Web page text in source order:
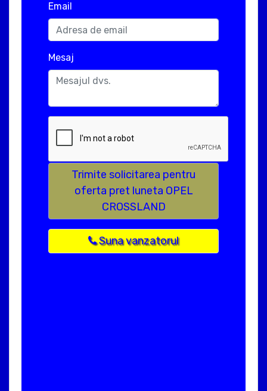
Email
Mesaj
Trimite solicitarea pentru
oferta pret luneta OPEL
CROSSLAND
Suna vanzatorul